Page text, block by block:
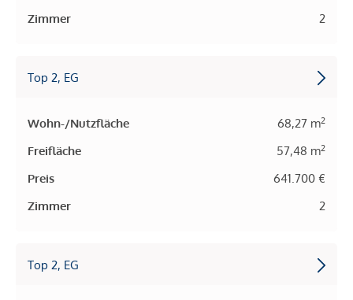
Zimmer
2
Top 2, EG
Wohn-/Nutzfläche 68,27 m2
Freifläche 57,48 m2
Preis
641.700 €
Zimmer
2
Top 2, EG